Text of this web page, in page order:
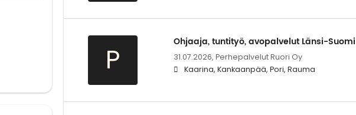
P
Ohjaaja, tuntityö, avopalvelut Länsi-Suomi
31.07.2026, Perhepalvelut Ruori Oy
Kaarina, Kankaanpää, Pori, Rauma